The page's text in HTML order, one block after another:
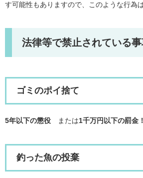
す可能性もありますので、このような行為
法律等で禁止されている
ゴミのポイ捨て
5年以下の懲役 または1千万円以下の罰金！
釣った魚の投棄